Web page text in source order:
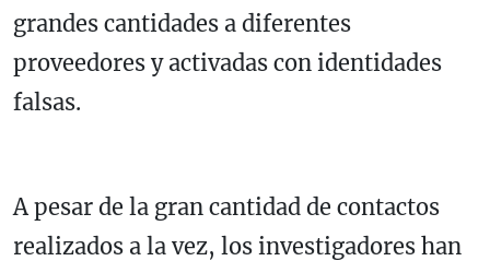
grandes cantidades a diferentes
proveedores y activadas con identidades
falsas.
A pesar de la gran cantidad de contactos
realizados a la vez, los investigadores han